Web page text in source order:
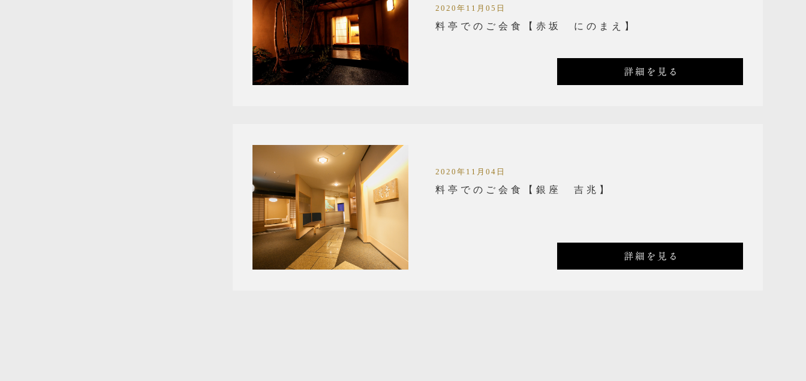
2020年11月05日
料亭でのご会食【赤坂 にのまえ】
2020年11月04日
料亭でのご会食【銀座 吉兆】